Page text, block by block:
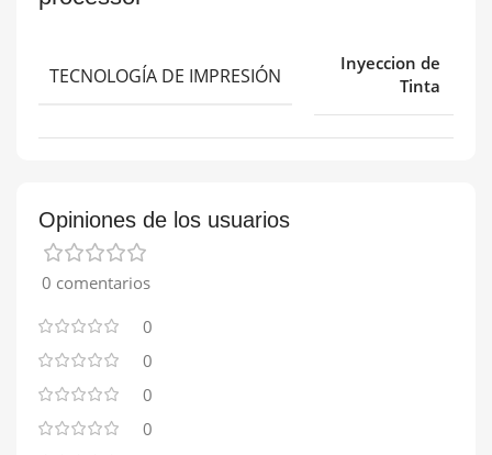
TECNOLOGÍA DE IMPRESIÓN
Inyeccion de
Tinta
Opiniones de los usuarios
0 comentarios
0
0
0
0